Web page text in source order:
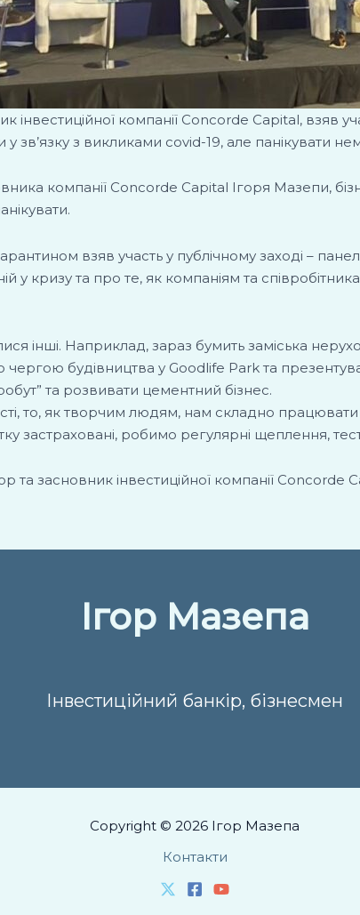
інвестиційної компанії Concorde Capital, взяв
у зв’язку з викликами covid-19, але панікувати
компанії Concorde Capital Ігоря Мазепи,
взяв участь у публічному заході –
у кризу та про те, як компаніям та
інші. Наприклад, зараз бумить заміська
чергою будівництва у Goodlife Park та
та розвивати цементний бізнес.
то, як творчим людям, нам складно
застраховані, робимо регулярні щеплення,
та засновник інвестиційної компанії Concorde
Ігор Мазепа
Інвестиційний банкір, бізнесмен
Copyright © 2026 Ігор Мазепа
Контакти